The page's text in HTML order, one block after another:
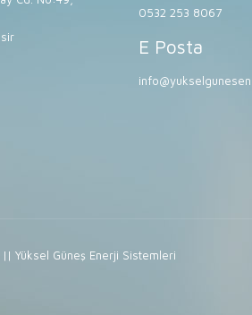
0532 253 8067
E Posta
|| Yüksel Güneş Enerji Sistemleri